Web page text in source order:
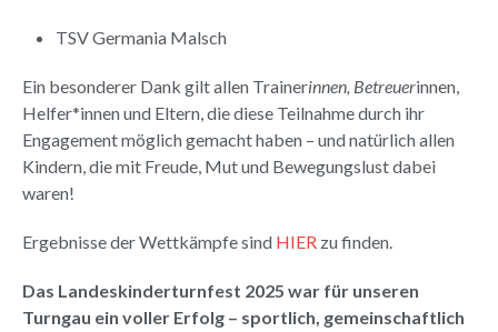
TSV Germania Malsch
Ein besonderer Dank gilt allen Trainerinnen, Betreuerinnen,
Helfer*innen und Eltern, die diese Teilnahme durch ihr
Engagement möglich gemacht haben – und natürlich allen
Kindern, die mit Freude, Mut und Bewegungslust dabei
waren!
Ergebnisse der Wettkämpfe sind HIER zu finden.
Das Landeskinderturnfest 2025 war für unseren
Turngau ein voller Erfolg – sportlich, gemeinschaftlich